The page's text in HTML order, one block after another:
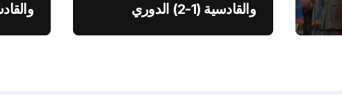
والقادسية (1-2) الدوري